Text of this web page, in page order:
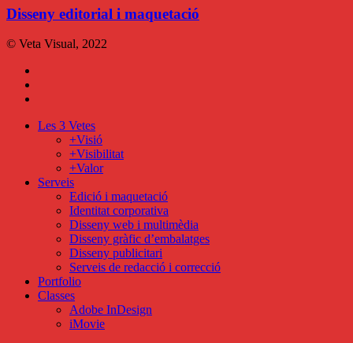
maquetació
Disseny editorial i maquetació
© Veta Visual, 2022
Close
Les 3 Vetes
+Visió
+Visibilitat
+Valor
Serveis
Edició i maquetació
Identitat corporativa
Disseny web i multimèdia
Disseny gràfic d’embalatges
Disseny publicitari
Serveis de redacció i correcció
Portfolio
Classes
Adobe InDesign
iMovie